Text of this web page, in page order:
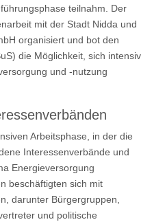
teilnahm. Der
mit der Stadt Nidda und
organisiert und bot den
die Möglichkeit, sich intensiv
und -nutzung
Arbeitsphase, in der die
Interessenverbände und
Energieversorgung
beschäftigten sich mit
darunter Bürgergruppen,
und politische